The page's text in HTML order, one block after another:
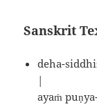
Sanskrit
deha-
|
ayaṁ